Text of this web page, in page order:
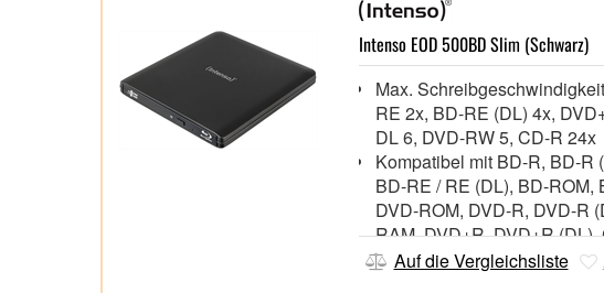
Intenso EOD 500BD Slim (Schwarz)
Max.
RE 2x, BD-RE (DL) 4x,
DL 6, DVD-RW 5, CD-R 24x
Kompatibel mit BD-R, BD-R
BD-RE / RE (DL), BD-ROM,
DVD-ROM, DVD-R, DVD-R
RAM, DVD+R, DVD+R (DL),
CD-ROM / -ROM XA, CD-I,
Auf die Vergleichsliste